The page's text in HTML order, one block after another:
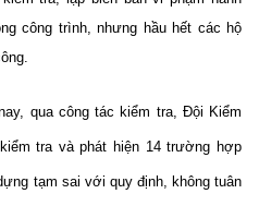
công trình, nhưng hầu hết các hộ
qua công tác kiểm tra, Đội Kiểm
tra và phát hiện 14 trường hợp
tạm sai với quy định, không tuân